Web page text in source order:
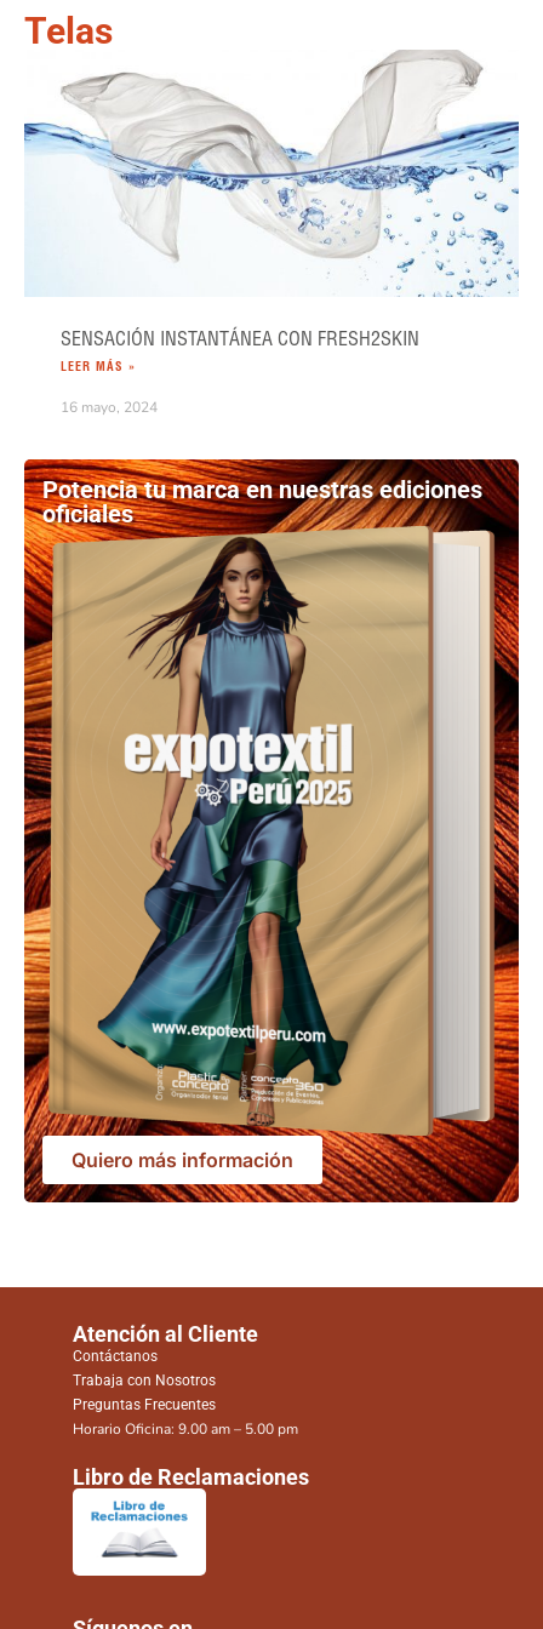
Telas
SENSACIÓN INSTANTÁNEA CON FRESH2SKIN
LEER MÁS »
16 mayo, 2024
Potencia tu marca en nuestras ediciones
oficiales
Quiero más información
Atención al Cliente
Contáctanos
Trabaja con Nosotros
Preguntas Frecuentes
Horario Oficina: 9.00 am – 5.00 pm
Libro de Reclamaciones